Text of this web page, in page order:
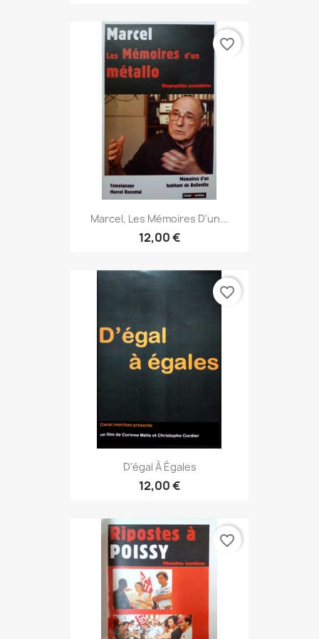
Marcel, Les Mémoires D'un...
12,00 €
favorite_border
D'égal À Égales
12,00 €
favorite_border
favorite_border